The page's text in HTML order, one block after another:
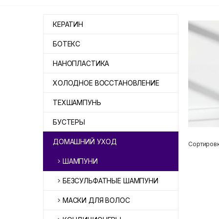
КЕРАТИН
БОТЕКС
НАНОПЛАСТИКА
ХОЛОДНОЕ ВОССТАНОВЛЕНИЕ
ТЕХШАМПУНЬ
БУСТЕРЫ
ДОМАШНИЙ УХОД
ШАМПУНИ
БЕЗСУЛЬФАТНЫЕ ШАМПУНИ
МАСКИ ДЛЯ ВОЛОС